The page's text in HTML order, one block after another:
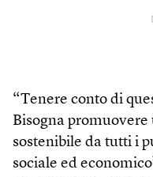
“Tenere conto di
Bisogna promuovere
sostenibile da tutti i
sociale ed